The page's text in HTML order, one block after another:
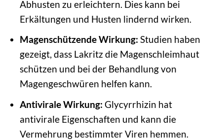
Abhusten zu erleichtern. Dies kann bei
Erkältungen und Husten lindernd wirken.
Magenschützende Wirkung: Studien haben
gezeigt, dass Lakritz die Magenschleimhaut
schützen und bei der Behandlung von
Magengeschwüren helfen kann.
Antivirale Wirkung: Glycyrrhizin hat
antivirale Eigenschaften und kann die
Vermehrung bestimmter Viren hemmen.